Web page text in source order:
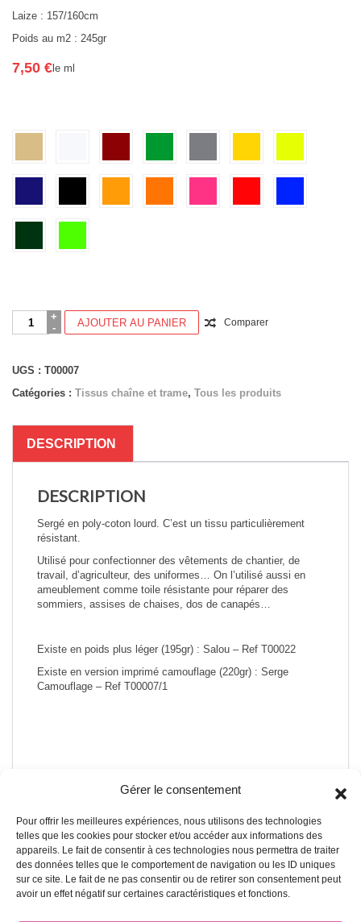
Gérer le consentement
Pour offrir les meilleures expériences, nous utilisons des technologies
telles que les cookies pour stocker et/ou accéder aux informations des
appareils. Le fait de consentir à ces technologies nous permettra de traiter
des données telles que le comportement de navigation ou les ID uniques
sur ce site. Le fait de ne pas consentir ou de retirer son consentement peut
avoir un effet négatif sur certaines caractéristiques et fonctions.
Laize : 157/160cm
Poids au m2 : 245gr
7,50 €le ml
quantité
de
T00007
(Sergé
AJOUTER AU PANIER Comparer
UGS : T00007
Catégories : Tissus chaîne et trame, Tous les produits
DESCRIPTION
DESCRIPTION
Sergé en poly-coton lourd. C’est un tissu particulièrement
résistant.
Utilisé pour confectionner des vêtements de chantier, de
travail, d’agriculteur, des uniformes… On l’utilisé aussi en
ameublement comme toile résistante pour réparer des
sommiers, assises de chaises, dos de canapés…
Existe en poids plus léger (195gr) : Salou – Ref T00022
Existe en version imprimé camouflage (220gr) : Serge
Camouflage – Ref T00007/1
A PROPOS DE NOUS
A propos
Blog